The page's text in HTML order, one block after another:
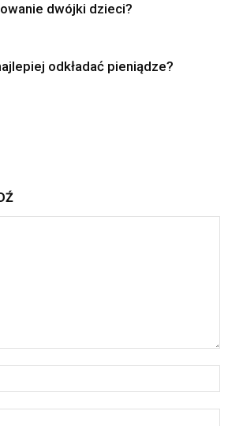
dwójki dzieci?
odkładać pieniądze?